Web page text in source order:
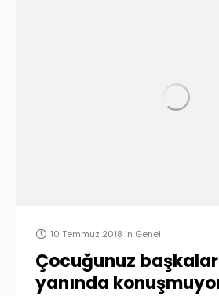
10 Temmuz 2018 in Genel
Çocuğunuz
yanında